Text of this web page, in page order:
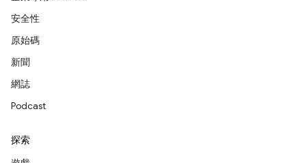
安全性
原始碼
新聞
網誌
Podcast
探索